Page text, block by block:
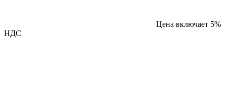
Цена включает 5%
НДС